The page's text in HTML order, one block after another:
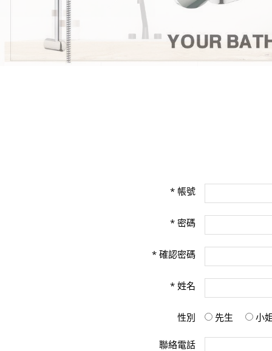
* 帳號
* 密碼
* 確認密碼
* 姓名
性別 先生 小
聯絡電話